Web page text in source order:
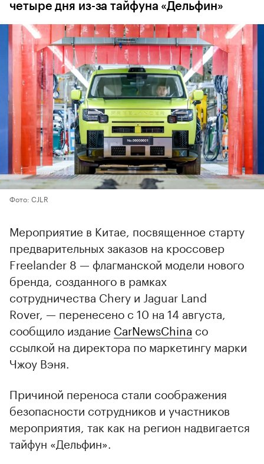
четыре дня из-за тайфуна «Дельфин»
Фото: CJLR
Мероприятие в Китае, посвященное старту
предварительных заказов на кроссовер
Freelander 8 — флагманской модели нового
бренда, созданного в рамках
сотрудничества Chery и Jaguar Land
Rover, — перенесено с 10 на 14 августа,
сообщило издание CarNewsChina со
ссылкой на директора по маркетингу марки
Чжоу Вэня.
Причиной переноса стали соображения
безопасности сотрудников и участников
мероприятия, так как на регион надвигается
тайфун «Дельфин».